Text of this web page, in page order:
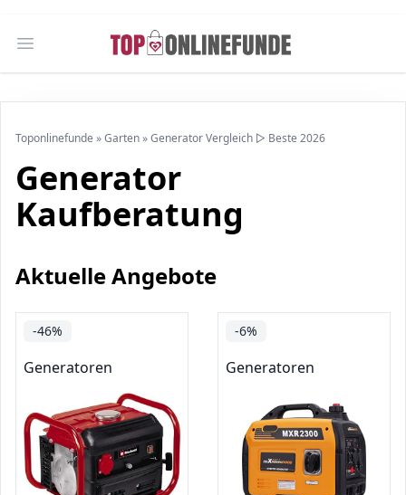
Open main menu
Toponlinefunde »Garten»Generator Vergleich ▷ Beste 2026
Generator
Kaufberatung
Aktuelle Angebote
-46%
Generatoren
-6%
Generatoren